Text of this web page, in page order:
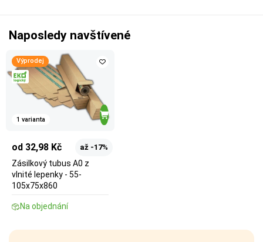
Naposledy navštívené
Výprodej
1 varianta
od 32,98 Kč až -17%
Zásilkový tubus A0 z
vlnité lepenky - 55-
105x75x860
Na objednání